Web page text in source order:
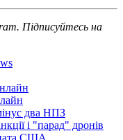
Підписуйтесь на
два НПЗ
і "парад" дронів
США